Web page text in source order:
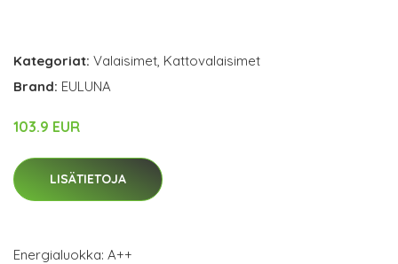
Kategoriat: Valaisimet, Kattovalaisimet
Brand: EULUNA
103.9 EUR
LISÄTIETOJA
Energialuokka: A++